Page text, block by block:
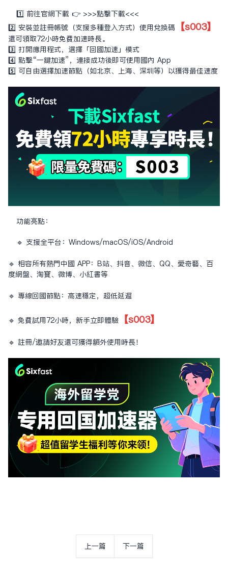
1️⃣ 前往官網下載 👉 >>>點擊下載<<<
2️⃣ 安裝並註冊帳號（支援多種登入方式）使用兌換碼
【s003】
還可領取72小時免費加速時長。
3️⃣ 打開應用程式，選擇「回國加速」模式
4️⃣ 點擊“一鍵加速”，連接成功後即可使用國內 App
5️⃣ 可自由選擇加速節點（如北京、上海、深圳等）以獲得最佳速度
功能亮點：
🔹 支援全平台：Windows/macOS/iOS/Android
🔹 相容所有熱門中國 APP：B站、抖音、微信、QQ、愛奇藝、百
度網盤、淘寶、微博、小紅書等
🔹 專線回國節點：高速穩定，超低延遲
🔹 免費試用72小時，新手立即體驗 【s003】
🔹 註冊/邀請好友還可獲得額外使用時長！
上一篇 下一篇